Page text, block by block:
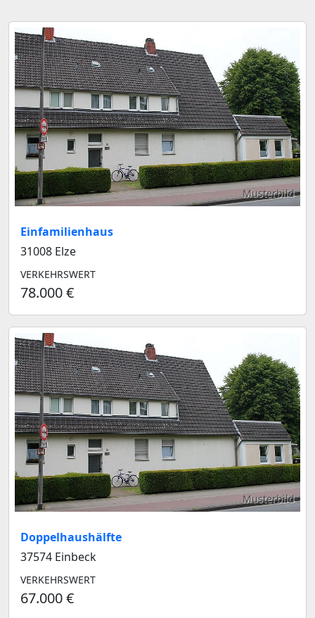
Musterbild
Einfamilienhaus
31008 Elze
VERKEHRSWERT
78.000 €
Musterbild
Doppelhaushälfte
37574 Einbeck
VERKEHRSWERT
67.000 €